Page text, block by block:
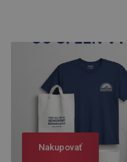
Nakupovať